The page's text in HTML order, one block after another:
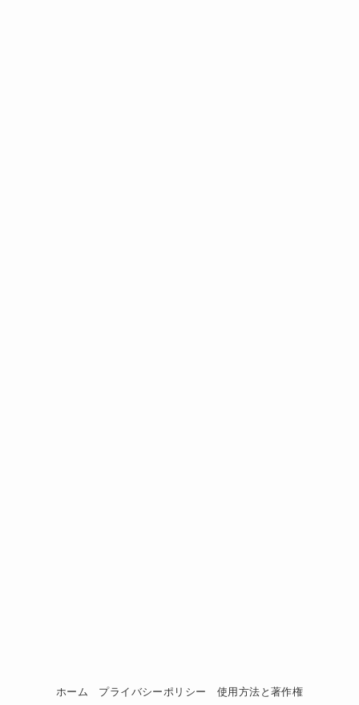
ホーム プライバシーポリシー 使用方法と著作権